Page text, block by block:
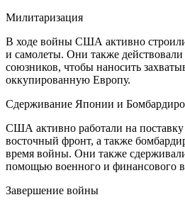
Милитаризация
В ходе войны США активно
и самолеты. Они также
союзников, чтобы наносить
оккупированную Европу.
Сдерживание Японии и
США активно работали на
восточный фронт, а также
время войны. Они также
помощью военного и финансового
Завершение войны